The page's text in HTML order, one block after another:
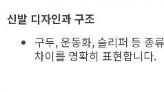
신발 디자인과 구조
구두, 운동화, 슬리퍼 등 종
차이를 명확히 표현합니다.